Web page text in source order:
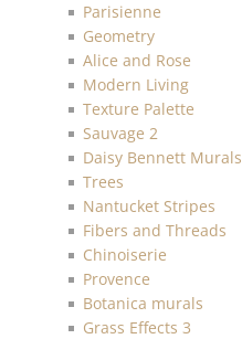
Parisienne
Geometry
Alice and Rose
Modern Living
Texture Palette
Sauvage 2
Daisy Bennett Murals
Trees
Nantucket Stripes
Fibers and Threads
Chinoiserie
Provence
Botanica murals
Grass Effects 3